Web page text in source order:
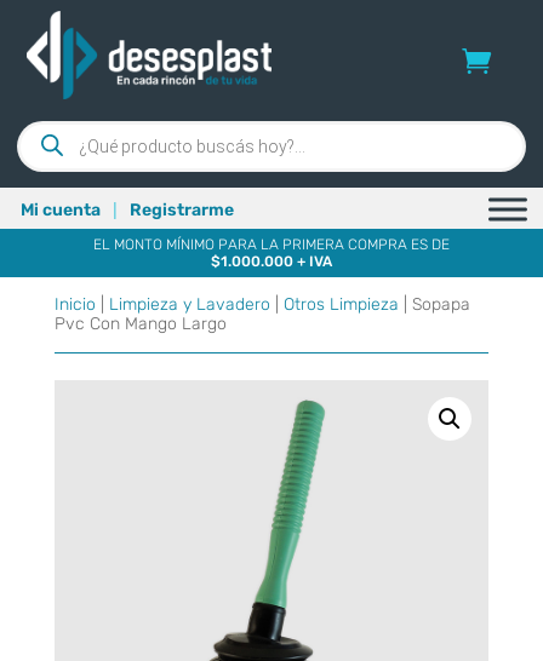
Búsqueda
de
productos
Mi cuenta | Registrarme
EL MONTO MÍNIMO PARA LA PRIMERA COMPRA ES DE
$1.000.000 + IVA
Inicio Limpieza y Lavadero Otros Limpieza | Sopapa
Pvc Con Mango Largo